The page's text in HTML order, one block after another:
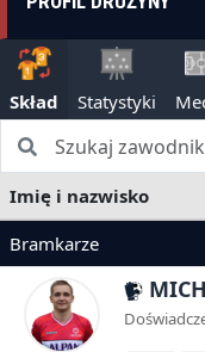
Skład Statystyki
Imię i nazwisko
Bramkarze